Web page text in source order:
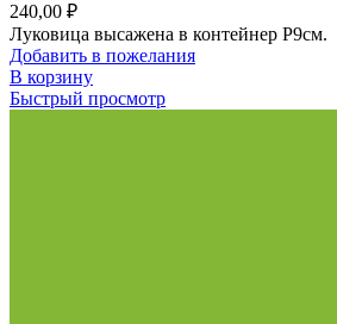
240,00 ₽
Луковица высажена в контейнер Р9см.
Добавить в пожелания
В корзину
Быстрый просмотр